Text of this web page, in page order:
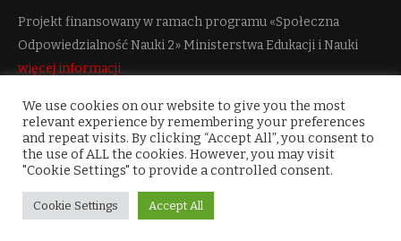
Projekt finansowany w ramach programu «Społeczna
Odpowiedzialność Nauki 2» Ministerstwa Edukacji i Nauki
więcej informacji
We use cookies on our website to give you the most
relevant experience by remembering your preferences
and repeat visits. By clicking “Accept All”, you consent to
the use of ALL the cookies. However, you may visit
"Cookie Settings" to provide a controlled consent.
Cookie Settings Accept All